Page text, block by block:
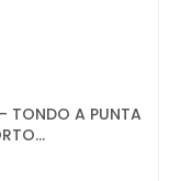
TONDO A PUNTA